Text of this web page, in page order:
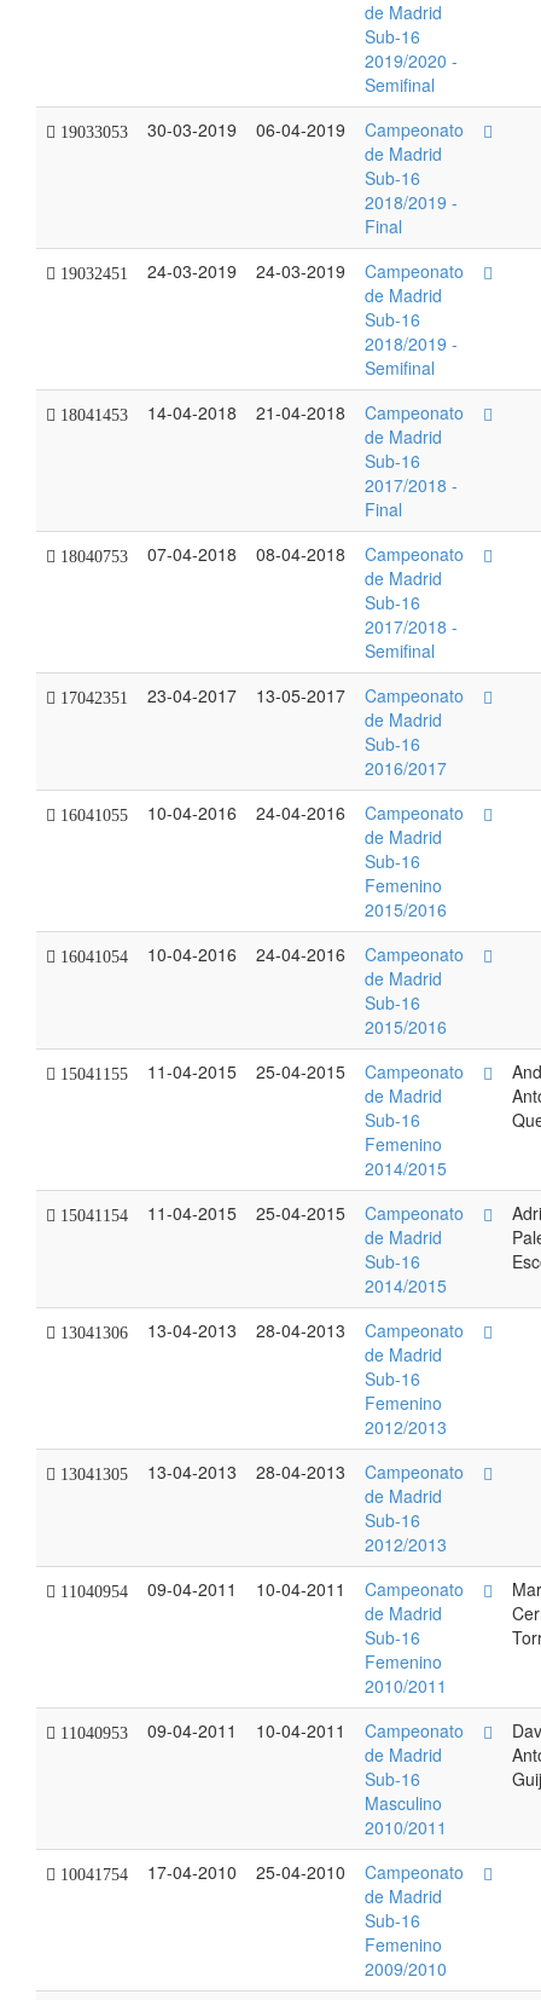
de Madrid
Sub-16
2019/2020 -
Semifinal
19033053 30-03-2019 06-04-2019
Campeonato
de Madrid
Sub-16
2018/2019 -
Final
19032451 24-03-2019 24-03-2019
Campeonato
de Madrid
Sub-16
2018/2019 -
Semifinal
18041453 14-04-2018 21-04-2018
Campeonato
de Madrid
Sub-16
2017/2018 -
Final
18040753 07-04-2018 08-04-2018
Campeonato
de Madrid
Sub-16
2017/2018 -
Semifinal
17042351 23-04-2017 13-05-2017
Campeonato
de Madrid
Sub-16
2016/2017
16041055 10-04-2016 24-04-2016
Campeonato
de Madrid
Sub-16
Femenino
2015/2016
16041054 10-04-2016 24-04-2016
Campeonato
de Madrid
Sub-16
2015/2016
15041155 11-04-2015 25-04-2015
Campeonato
de Madrid
Sub-16
Femenino
2014/2015
15041154 11-04-2015 25-04-2015
Campeonato
de Madrid
Sub-16
2014/2015
13041306 13-04-2013 28-04-2013
Campeonato
de Madrid
Sub-16
Femenino
2012/2013
13041305 13-04-2013 28-04-2013
Campeonato
de Madrid
Sub-16
2012/2013
11040954 09-04-2011 10-04-2011
Campeonato
de Madrid
Sub-16
Femenino
2010/2011
11040953 09-04-2011 10-04-2011
Campeonato
de Madrid
Sub-16
Masculino
2010/2011
10041754 17-04-2010 25-04-2010
Campeonato
de Madrid
Sub-16
Femenino
2009/2010